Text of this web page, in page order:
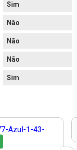
Sim
Não
Não
Não
Sim